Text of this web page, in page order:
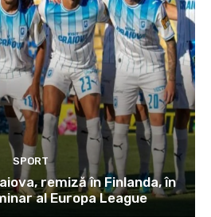
SPORT
remiză în Finlanda, în
al Europa League